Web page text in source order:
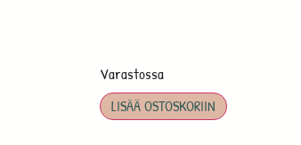
Varastossa
LISÄÄ OSTOSKORIIN